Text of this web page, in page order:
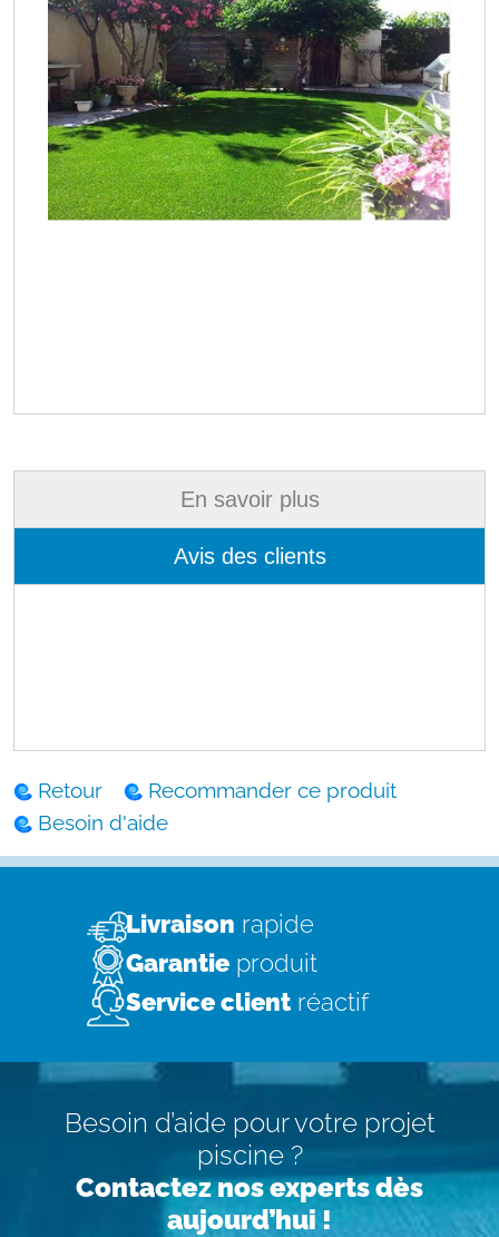
En savoir plus
Avis des clients
Retour
Recommander ce produit
Besoin d'aide
Livraison rapide
Garantie produit
Service client réactif
Besoin d’aide pour votre projet
piscine ?
Contactez nos experts dès
aujourd’hui !